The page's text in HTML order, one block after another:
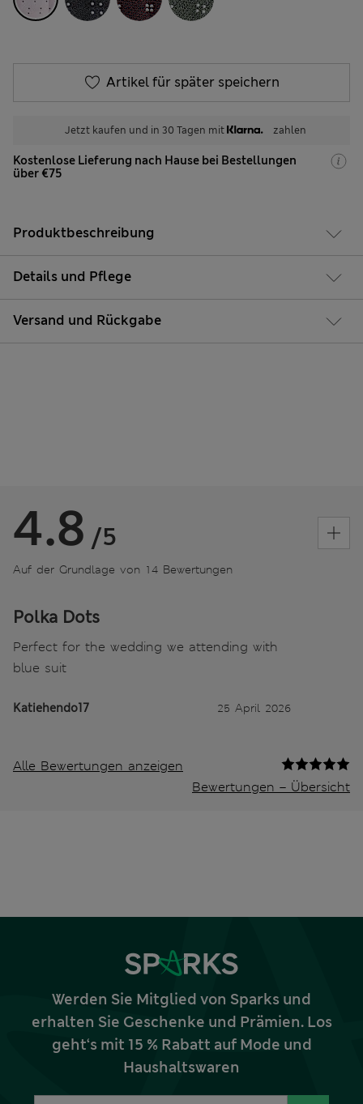
Artikel für später speichern
Jetzt kaufen und in 30 Tagen mit zahlen
Kostenlose Lieferung nach Hause bei Bestellungen
über €75
Produktbeschreibung
Details und Pflege
Versand und Rückgabe
4.8 /5
Auf der Grundlage von 14 Bewertungen
Polka Dots
Perfect for the wedding we attending with
blue suit
Katiehendo17 25 April 2026
Alle Bewertungen anzeigen
Bewertungen – Übersicht
Werden Sie Mitglied von Sparks und
erhalten Sie Geschenke und Prämien. Los
geht‘s mit 15 % Rabatt auf Mode und
Haushaltswaren